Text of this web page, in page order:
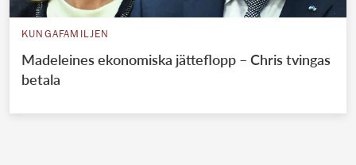
KUNGAFAMILJEN
Madeleines ekonomiska jätteflopp – Chris tvingas
betala